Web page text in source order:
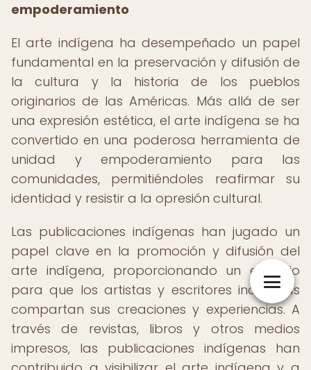
empoderamiento
El arte indígena ha desempeñado un papel
fundamental en la preservación y difusión de
la cultura y la historia de los pueblos
originarios de las Américas. Más allá de ser
una expresión estética, el arte indígena se ha
convertido en una poderosa herramienta de
unidad y empoderamiento para las
comunidades, permitiéndoles reafirmar su
identidad y resistir a la opresión cultural.
Las publicaciones indígenas han jugado un
papel clave en la promoción y difusión del
arte indígena, proporcionando un espacio
para que los artistas y escritores indígenas
compartan sus creaciones y experiencias. A
través de revistas, libros y otros medios
impresos, las publicaciones indígenas han